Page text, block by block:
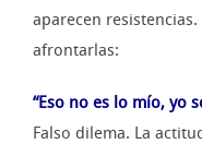
aparecen
afrontarlas:
“Eso no es lo mío, yo
Falso dilema. La